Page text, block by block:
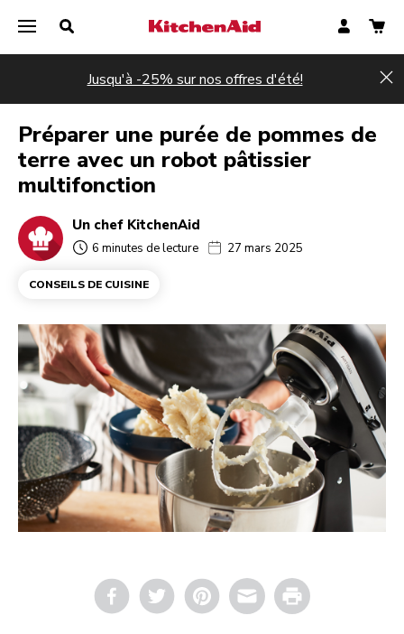
Jusqu'à -25% sur nos offres d'été!
Préparer une purée de pommes de
terre avec un robot pâtissier
multifonction
Un chef KitchenAid
6 minutes de lecture 27 mars 2025
CONSEILS DE CUISINE
Email Print